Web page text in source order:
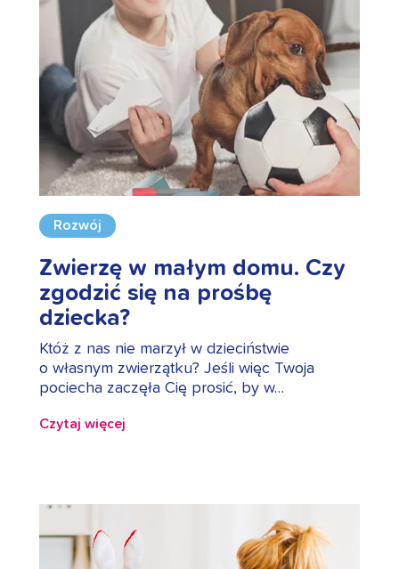
Rozwój
Zwierzę w małym domu. Czy
zgodzić się na prośbę
dziecka?
Któż z nas nie marzył w dzieciństwie
o własnym zwierzątku? Jeśli więc Twoja
pociecha zaczęła Cię prosić, by w…
Czytaj więcej